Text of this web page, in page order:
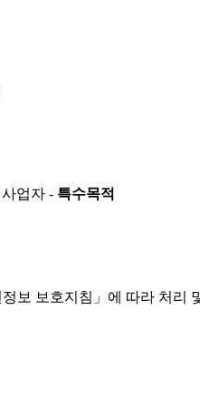
사업자 - 특수목적
보 보호지침」에 따라 처리